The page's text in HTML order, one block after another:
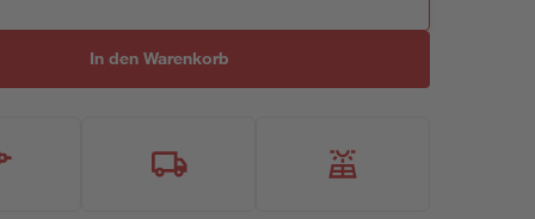
In den Warenkorb